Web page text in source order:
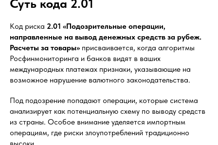
Суть кода 2.01
Код риска 2.01 «Подозрительные операции,
направленные на вывод денежных средств за рубеж.
Расчеты за товары» присваивается, когда алгоритмы
Росфинмониторинга и банков видят в ваших
международных платежах признаки, указывающие на
возможное нарушение валютного законодательства.
Под подозрение попадают операции, которые система
анализирует как потенциальную схему по выводу средств
из страны. Особое внимание уделяется импортным
операциям, где риски злоупотреблений традиционно